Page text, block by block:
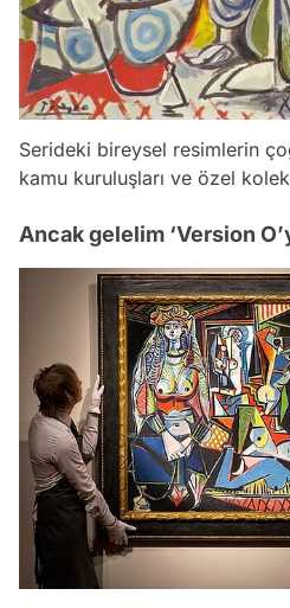
Serideki bireysel resimlerin
kamu kuruluşları ve özel
Ancak gelelim ‘Version